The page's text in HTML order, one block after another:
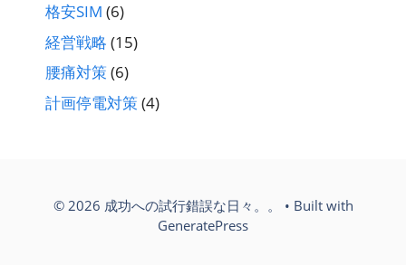
格安SIM (6)
経営戦略 (15)
腰痛対策 (6)
計画停電対策 (4)
© 2026 成功への試行錯誤な日々。。
• Built with
GeneratePress